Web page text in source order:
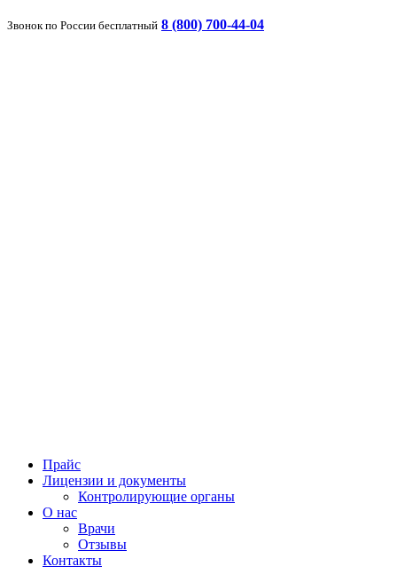
Звонок по России бесплатный 8 (800) 700-44-04
Прайс
Лицензии и документы
Контролирующие органы
О нас
Врачи
Отзывы
Контакты